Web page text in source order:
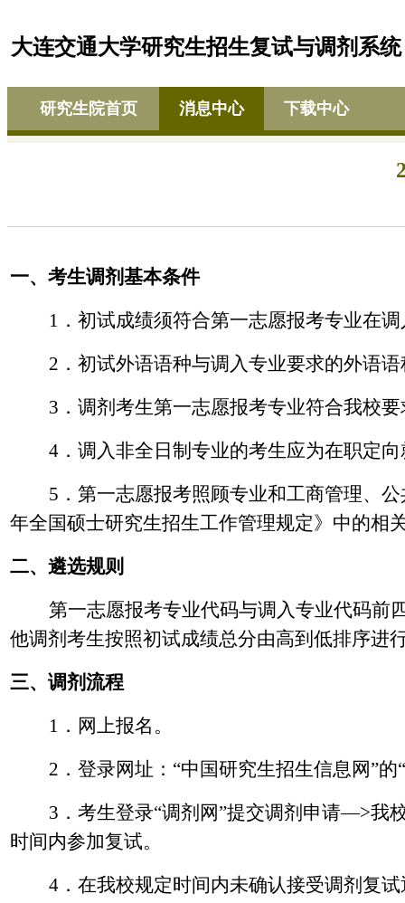
大连交通大学研究生招生复试与调剂系统
研究生院首页 消息中心 下载中心
一、考生调剂基本条件
1 ．初试成绩须符合第一志愿报考专业在
2 ．初试外语语种与调入专业要求的外语
3 ．调剂考生第一志愿报考专业符合我校
4．调入非全日制专业的考生应为在职定
5 ．第一志愿报考照顾专业和工商管理、
年全国硕士研究生招生工作管理规定》中的相
二、遴选规则
第一志愿报考专业代码与调入专业代码前
他调剂考生按照初试成绩总分由高到低排序进
三、调剂流程
1 ．网上报名。
2 ．登录网址： “中国研究生招生信息网”的“
3 ．考生登录“调剂网”提交调剂申请—>我
时间内参加复试。
4．在我校规定时间内未确认接受调剂复